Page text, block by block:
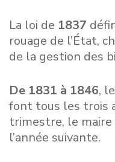
La loi de 1837
rouage de l’État,
de la gestion des
De 1831 à 1846,
font tous les trois
trimestre, le
l’année suivante.